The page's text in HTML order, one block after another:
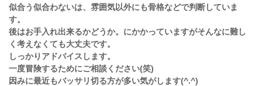
似合う似合わないは、雰囲気以外にも骨格などで判断していま
す。
後はお手入れ出来るかどうか。にかかっていますがそんなに難し
く考えなくても大丈夫です。
しっかりアドバイスします。
一度冒険するためにご相談ください(笑)
因みに最近もバッサリ切る方が多い気がします(^.^)